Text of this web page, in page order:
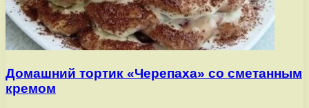
Домашний тортик «Черепаха» со сметанным
кремом